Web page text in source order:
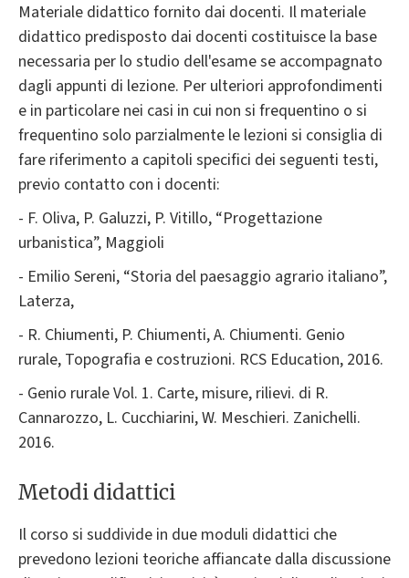
Materiale didattico fornito dai docenti. Il materiale
didattico predisposto dai docenti costituisce la base
necessaria per lo studio dell'esame se accompagnato
dagli appunti di lezione. Per ulteriori approfondimenti
e in particolare nei casi in cui non si frequentino o si
frequentino solo parzialmente le lezioni si consiglia di
fare riferimento a capitoli specifici dei seguenti testi,
previo contatto con i docenti:
- F. Oliva, P. Galuzzi, P. Vitillo, “Progettazione
urbanistica”, Maggioli
- Emilio Sereni, “Storia del paesaggio agrario italiano”,
Laterza,
- R. Chiumenti, P. Chiumenti, A. Chiumenti. Genio
rurale, Topografia e costruzioni. RCS Education, 2016.
- Genio rurale Vol. 1. Carte, misure, rilievi. di R.
Cannarozzo, L. Cucchiarini, W. Meschieri. Zanichelli.
2016.
Metodi didattici
Il corso si suddivide in due moduli didattici che
prevedono lezioni teoriche affiancate dalla discussione